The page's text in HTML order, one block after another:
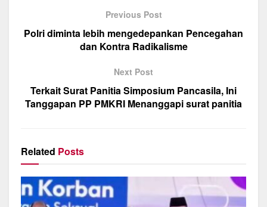
b
k
A
gr
a
m
Previous Post
Polri diminta lebih mengedepankan Pencegahan
dan Kontra Radikalisme
Next Post
Terkait Surat Panitia Simposium Pancasila, Ini
Tanggapan PP PMKRI Menanggapi surat panitia
Related Posts